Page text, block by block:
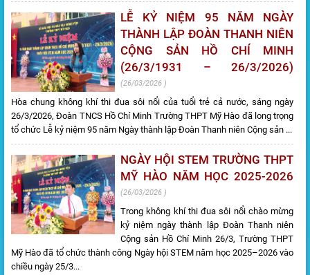
LỄ KỶ NIỆM 95 NĂM NGÀY
THÀNH LẬP ĐOÀN THANH NIÊN
CỘNG SẢN HỒ CHÍ MINH
(26/3/1931 – 26/3/2026)
26/03/2026
Hòa chung không khí thi đua sôi nổi của tuổi trẻ cả nước, sáng ngày
26/3/2026, Đoàn TNCS Hồ Chí Minh Trường THPT Mỹ Hào đã long trọng
tổ chức Lễ kỷ niệm 95 năm Ngày thành lập Đoàn Thanh niên Cộng sản ...
NGÀY HỘI STEM TRƯỜNG THPT
MỸ HÀO NĂM HỌC 2025-2026
26/03/2026
Trong không khí thi đua sôi nổi chào mừng
kỷ niệm ngày thành lập Đoàn Thanh niên
Cộng sản Hồ Chí Minh 26/3, Trường THPT
Mỹ Hào đã tổ chức thành công Ngày hội STEM năm học 2025–2026 vào
chiều ngày 25/3...